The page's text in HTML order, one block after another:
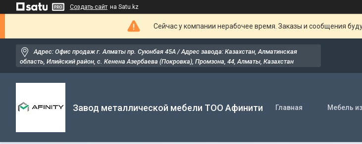
Создать сайт на Satu.kz
Сейчас у компании нерабочее время. Заказы и сообщения
Адрес: Офис продаж г. Алматы пр. Суюнбая 45А / Адрес завода: Казахстан, Алматинская
область, Илийский район, ​с. Кенена Азербаева (Покровка), Промзона, 44​, Алматы, Казахстан
Завод металлической мебели ТОО Афинити Главная Мебель